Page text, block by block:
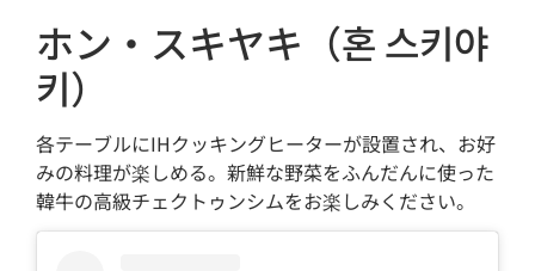
ホン・スキヤキ（혼 스키야
키）
各テーブルにIHクッキングヒーターが設置され、お好
みの料理が楽しめる。新鮮な野菜をふんだんに使った
韓牛の高級チェクトゥンシムをお楽しみください。